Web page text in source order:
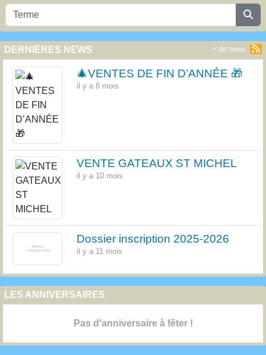
DERNIÈRES NEWS
🎄VENTES DE FIN D’ANNÉE 🎁
il y a 8 mois
VENTE GATEAUX ST MICHEL
il y a 10 mois
Dossier inscription 2025-2026
il y a 11 mois
+ de news
LES ANNIVERSAIRES
Pas d'anniversaire à fêter !